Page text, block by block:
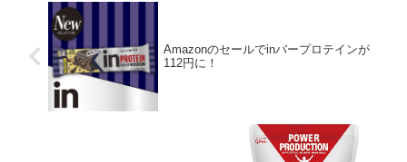
Amazonのセールでinバープロテインが
112円に！